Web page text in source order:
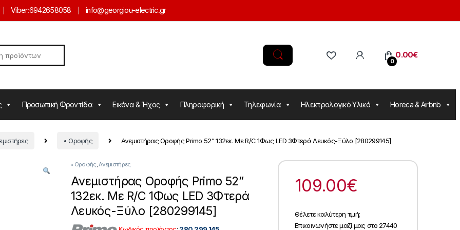
Viber:6942658058 info@georgiou-electric.gr
0
0.00€
Προσωπική Φροντίδα Εικόνα & Ήχος Πληροφορική Τηλεφωνία Ηλεκτρολογικό Υλικό Horeca & Airbnb
• Οροφής Ανεμιστήρας Οροφής Primo 52” 132εκ. Με R/C 1Φως LED 3Φτερά Λευκός-Ξύλο [280299145]
• Οροφής Ανεμιστήρες
Ανεμιστήρας Οροφής Primo 52”
132εκ. Με R/C 1Φως LED 3Φτερά
Λευκός-Ξύλο [280299145]
109.00€
Θέλετε καλύτερη τιμή;
Επικοινωνήστε μαζί μας στο 27440